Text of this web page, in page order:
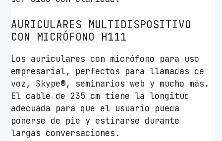
/
J
c
k
3
.
5
/
N
AURICULARES MULTIDISPOSITIVO
CON MICRÓFONO H111
Los auriculares con micrófono para uso
empresarial, perfectos para llamadas de
voz, Skype®, seminarios web y mucho más.
El cable de 235 cm tiene la longitud
adecuada para que el usuario pueda
ponerse de pie y estirarse durante
largas conversaciones.